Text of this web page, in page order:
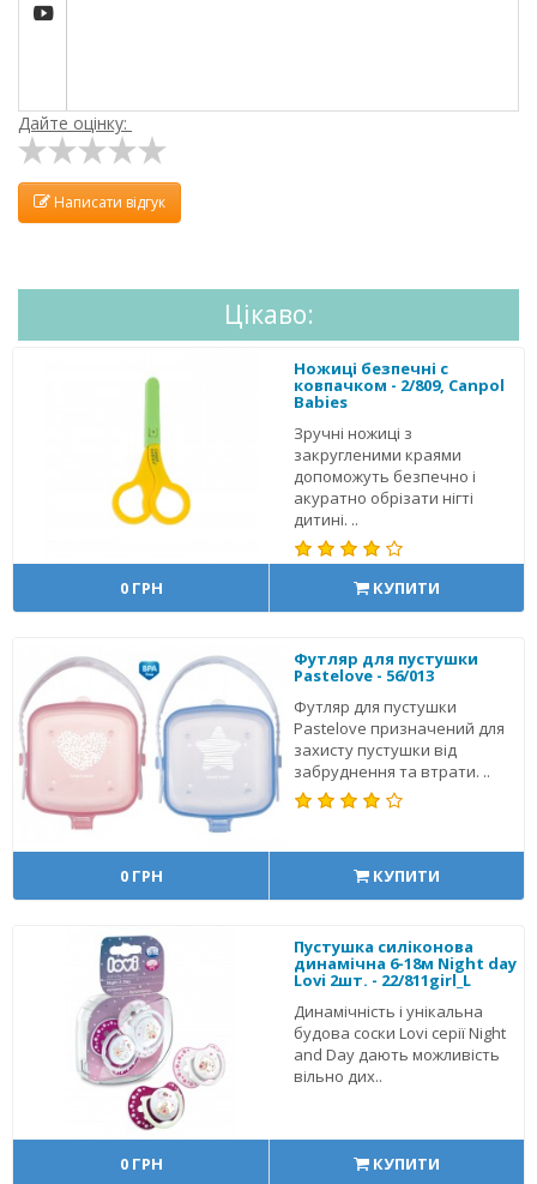

Дайте оцінку:
Написати відгук
Цікаво:
Ножиці безпечні c
ковпачком - 2/809, Canpol
Babies
Зручні ножиці з
закругленими краями
допоможуть безпечно і
акуратно обрізати нігті
дитині. ..
0 ГРН КУПИТИ
Футляр для пустушки
Pastelove - 56/013
Футляр для пустушки
Pastelove призначений для
захисту пустушки від
забруднення та втрати. ..
0 ГРН КУПИТИ
Пустушка силіконова
динамічна 6-18м Night day
Lovi 2шт. - 22/811girl_L
Динамічність і унікальна
будова соски Lovi серії Night
and Day дають можливість
вільно дих..
0 ГРН КУПИТИ